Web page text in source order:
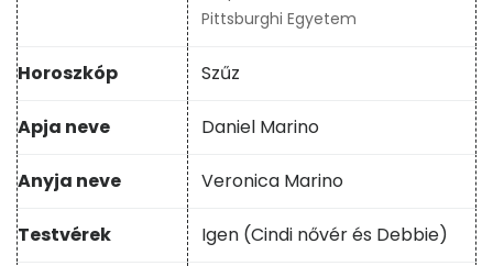
Pittsburghi Egyetem
Horoszkóp Szűz
Apja neve Daniel Marino
Anyja neve Veronica Marino
Testvérek Igen (Cindi nővér és Debbie)